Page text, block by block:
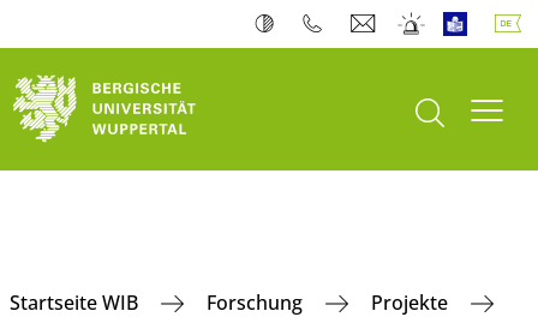
Suche öffnen
Startseite WIB Forschung
Projekte